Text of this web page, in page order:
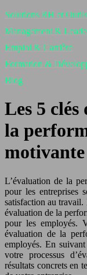
Solutions RH et Outils
Management &
Emploi & Carrière
Formation &
Blog
Les 5
la
motivante
L’évaluation de la
pour les entreprises
satisfaction au
évaluation de la
pour les employés.
évaluation de la
employés. En
votre processus
résultats concrets en